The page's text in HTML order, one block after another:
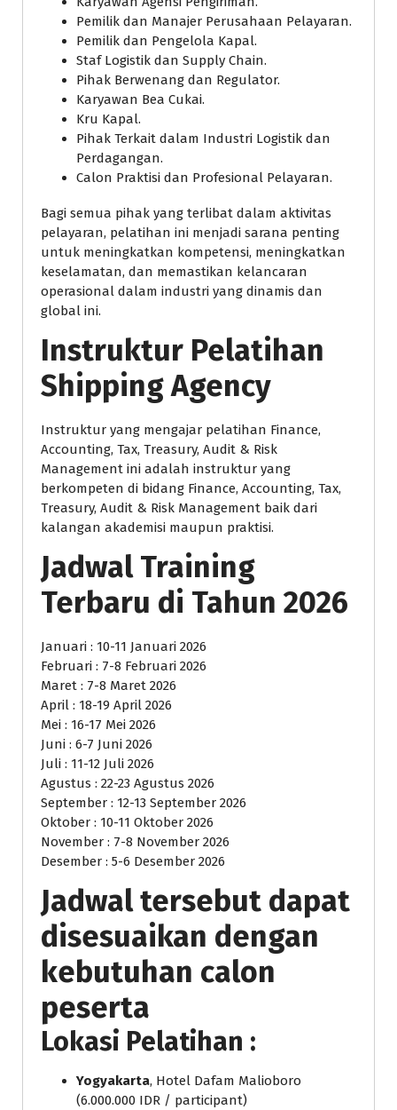
Pemilik dan Manajer Perusahaan Pelayaran.
Pemilik dan Pengelola Kapal.
Staf Logistik dan Supply Chain.
Pihak Berwenang dan Regulator.
Karyawan Bea Cukai.
Kru Kapal.
Pihak Terkait dalam Industri Logistik dan
Perdagangan.
Calon Praktisi dan Profesional Pelayaran.
Bagi semua pihak yang terlibat dalam aktivitas
pelayaran, pelatihan ini menjadi sarana penting
untuk meningkatkan kompetensi, meningkatkan
keselamatan, dan memastikan kelancaran
operasional dalam industri yang dinamis dan
global ini.
Instruktur Pelatihan
Shipping Agency
Instruktur yang mengajar pelatihan Finance,
Accounting, Tax, Treasury, Audit & Risk
Management ini adalah instruktur yang
berkompeten di bidang Finance, Accounting, Tax,
Treasury, Audit & Risk Management baik dari
kalangan akademisi maupun praktisi.
Jadwal Training
Terbaru di Tahun 2026
Januari : 10-11 Januari 2026
Februari : 7-8 Februari 2026
Maret : 7-8 Maret 2026
April : 18-19 April 2026
Mei : 16-17 Mei 2026
Juni : 6-7 Juni 2026
Juli : 11-12 Juli 2026
Agustus : 22-23 Agustus 2026
September : 12-13 September 2026
Oktober : 10-11 Oktober 2026
November : 7-8 November 2026
Desember : 5-6 Desember 2026
Jadwal tersebut dapat
disesuaikan dengan
kebutuhan calon
peserta
Lokasi Pelatihan :
Yogyakarta, Hotel Dafam Malioboro
(6.000.000 IDR / participant)